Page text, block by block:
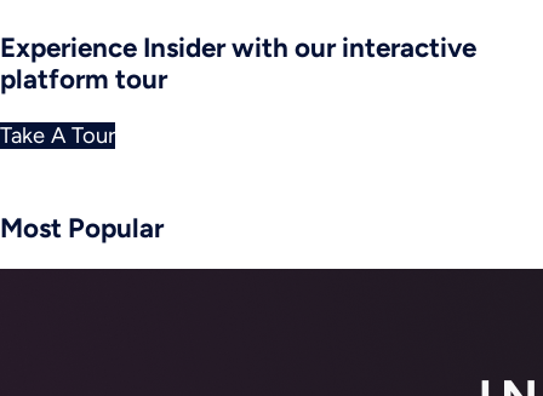
Experience Insider with our interactive
platform tour
Take A Tour
Most Popular